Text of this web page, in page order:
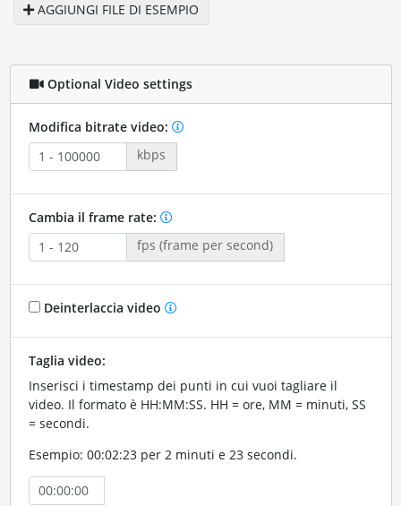
AGGIUNGI FILE DI ESEMPIO
Optional Video settings
Modifica bitrate video:
kbps
Cambia il frame rate:
fps (frame per second)
Deinterlaccia video
Taglia video:
Inserisci i timestamp dei punti in cui vuoi tagliare il
video. Il formato è HH:MM:SS. HH = ore, MM = minuti, SS
= secondi.
Esempio: 00:02:23 per 2 minuti e 23 secondi.